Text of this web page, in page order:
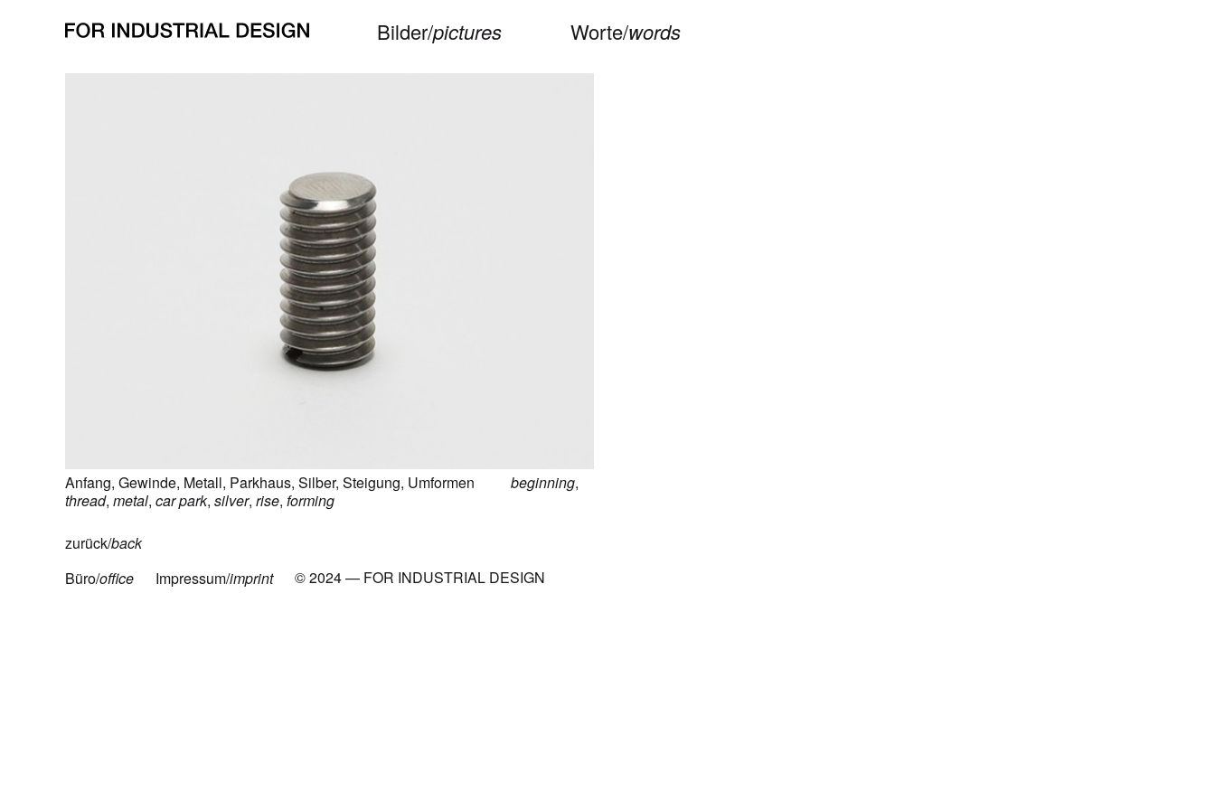
Bilder/pictures Worte/words
alle Bilder zu Steigung all pictures for
Anfang, Gewinde, Metall, Parkhaus, Silber, Steigung, Umformen beginning,
thread, metal, car park, silver, rise, forming
zurück/back
Büro/office Impressum/imprint © 2024 — FOR INDUSTRIAL DESIGN